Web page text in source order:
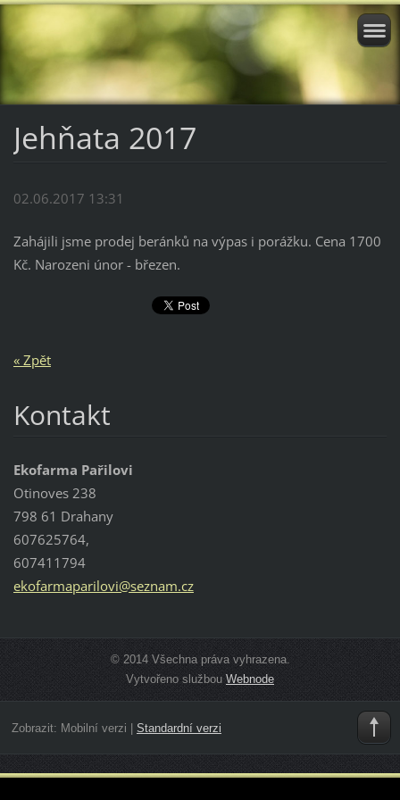
Jehňata 2017
02.06.2017 13:31
Zahájili jsme prodej beránků na výpas i porážku. Cena 1700
Kč. Narozeni únor - březen.
« Zpět
Kontakt
Ekofarma Pařilovi
Otinoves 238
798 61 Drahany
607625764,
607411794
ekofarmaparilovi@seznam.cz
© 2014 Všechna práva vyhrazena.
Vytvořeno službouWebnode
Zobrazit: Mobilní verzi Standardní verzi